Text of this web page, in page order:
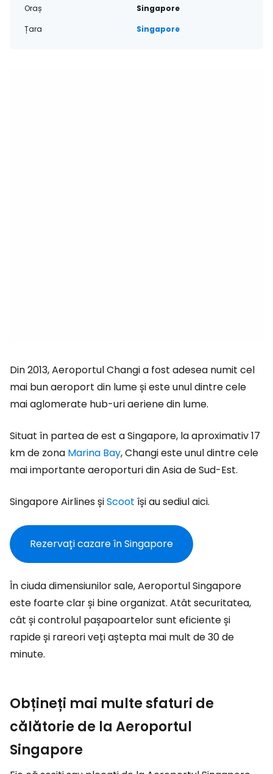
Oraș
Singapore
Țara
Singapore
Din 2013, Aeroportul Changi a fost adesea numit cel
mai bun aeroport din lume și este unul dintre cele
mai aglomerate hub-uri aeriene din lume.
Situat în partea de est a Singapore, la aproximativ 17
km de zona Marina Bay, Changi este unul dintre cele
mai importante aeroporturi din Asia de Sud-Est.
Singapore Airlines șiScoot își au sediul aici.
Rezervați cazare în Singapore
În ciuda dimensiunilor sale, Aeroportul Singapore
este foarte clar și bine organizat. Atât securitatea,
cât și controlul pașapoartelor sunt eficiente și
rapide și rareori veți aștepta mai mult de 30 de
minute.
Obțineți mai multe sfaturi de
călătorie de la Aeroportul
Singapore